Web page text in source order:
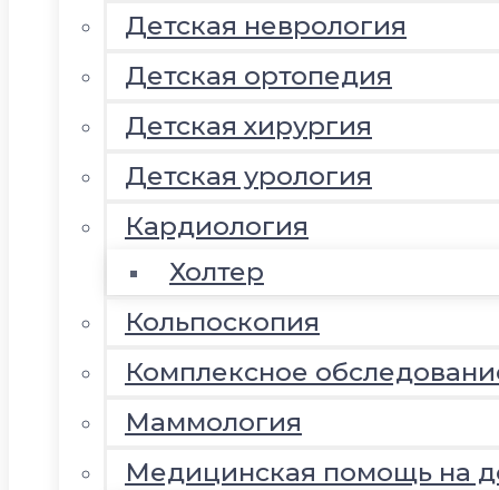
Детская неврология
Детская ортопедия
Детская хирургия
Детская урология
Кардиология
Холтер
Кольпоскопия
Комплексное
Маммология
Медицинская помощь на